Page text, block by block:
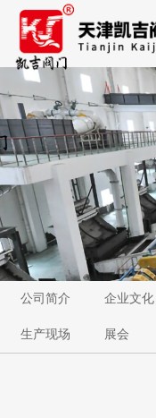
公司简介 企业文化
生产现场 展会